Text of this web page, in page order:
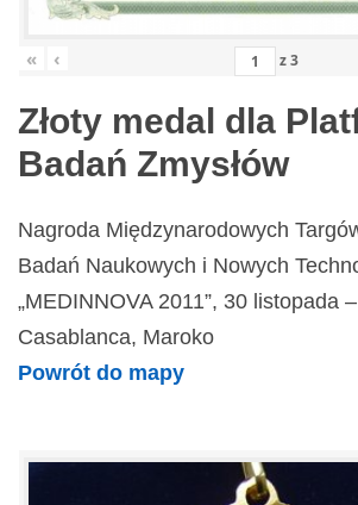
« ‹ z3
Złoty medal dla
Badań Zmysłów
Nagroda Międzynarodowych
Badań Naukowych i Nowych
„MEDINNOVA 2011”, 30 listopada
Casablanca, Maroko
Powrót do mapy